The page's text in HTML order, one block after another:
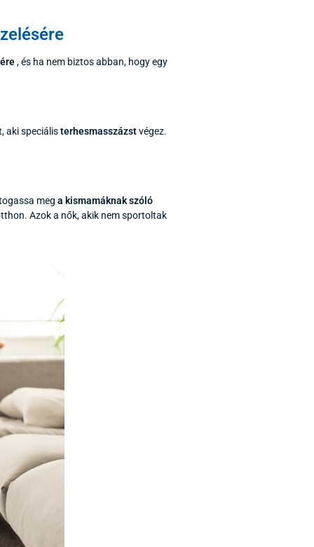
, és ha nem biztos abban, hogy egy
aki speciálisterhesmasszázstvégez.
mega kismamáknak szóló
Azok a nők, akik nem sportoltak